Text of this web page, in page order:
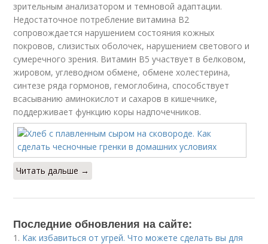
зрительным анализатором и темновой адаптации.
Недостаточное потребление витамина В2
сопровождается нарушением состояния кожных
покровов, слизистых оболочек, нарушением светового и
сумеречного зрения. Витамин В5 участвует в белковом,
жировом, углеводном обмене, обмене холестерина,
синтезе ряда гормонов, гемоглобина, способствует
всасыванию аминокислот и сахаров в кишечнике,
поддерживает функцию коры надпочечников.
Читать дальше →
Последние обновления на сайте:
1. Как избавиться от угрей. Что можете сделать вы для